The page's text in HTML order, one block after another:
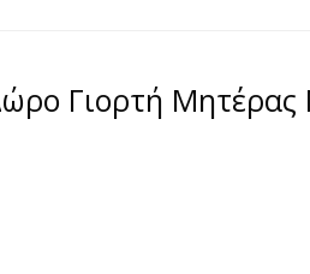
Γιορτή